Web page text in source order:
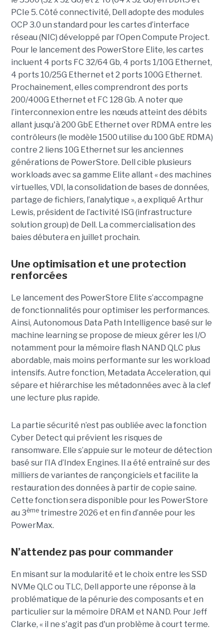
PCIe 5. Côté connectivité, Dell adopte des modules
OCP 3.0 un standard pour les cartes d’interface
réseau (NIC) développé par l’Open Compute Project.
Pour le lancement des PowerStore Elite, les cartes
incluent 4 ports FC 32/64 Gb, 4 ports 1/10G Ethernet,
4 ports 10/25G Ethernet et 2 ports 100G Ethernet.
Prochainement, elles comprendront des ports
200/400G Ethernet et FC 128 Gb. A noter que
l’interconnexion entre les nœuds atteint des débits
allant jusqu'à 200 GbE Ethernet over RDMA entre les
contrôleurs (le modèle 1500 utilise du 100 GbE RDMA)
contre 2 liens 10G Ethernet sur les anciennes
générations de PowerStore. Dell cible plusieurs
workloads avec sa gamme Elite allant « des machines
virtuelles, VDI, la consolidation de bases de données,
partage de fichiers, l’analytique », a expliqué Arthur
Lewis, président de l’activité ISG (infrastructure
solution group) de Dell. La commercialisation des
baies débutera en juillet prochain.
Une optimisation et une protection
renforcées
Le lancement des PowerStore Elite s’accompagne
de fonctionnalités pour optimiser les performances.
Ainsi, Autonomous Data Path Intelligence basé sur le
machine learning se propose de mieux gérer les I/O
notamment pour la mémoire flash NAND QLC plus
abordable, mais moins performante sur les workload
intensifs. Autre fonction, Metadata Acceleration, qui
sépare et hiérarchise les métadonnées avec à la clef
une lecture plus rapide.
La partie sécurité n’est pas oubliée avec la fonction
Cyber Detect qui prévient les risques de
ransomware. Elle s’appuie sur le moteur de détection
basé sur l’IA d’Index Engines. Il a été entraîné sur des
milliers de variantes de rançongiciels et facilite la
restauration des données à partir de copie saine.
Cette fonction sera disponible pour les PowerStore
au 3èmetrimestre 2026 et en fin d’année pour les
PowerMax.
N’attendez pas pour commander
En misant sur la modularité et le choix entre les SSD
NVMe QLC ou TLC, Dell apporte une réponse à la
problématique de la pénurie des composants et en
particulier sur la mémoire DRAM et NAND. Pour Jeff
Clarke, « il ne s'agit pas d'un problème à court terme.